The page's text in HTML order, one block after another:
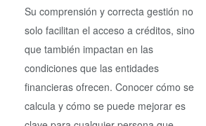
Su comprensión y correcta gestión no
solo facilitan el acceso a créditos, sino
que también impactan en las
condiciones que las entidades
financieras ofrecen. Conocer cómo se
calcula y cómo se puede mejorar es